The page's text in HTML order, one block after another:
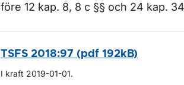
före 12 kap. 8, 8 c §§ och 24 kap.
TSFS 2018:97 (pdf 192kB)
I kraft 2019-01-01.